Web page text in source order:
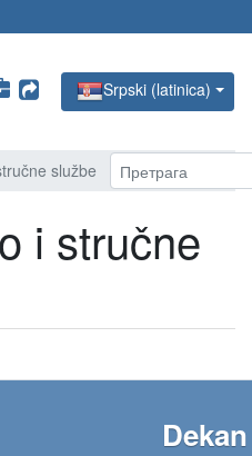
Srpski (latinica)
službe
i stručne
Dekan